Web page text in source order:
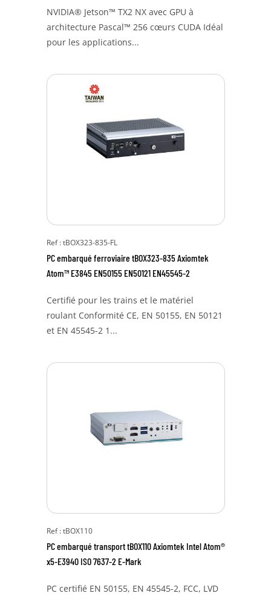
NVIDIA® Jetson™ TX2 NX avec GPU à
architecture Pascal™ 256 cœurs CUDA Idéal
pour les applications...
Ref : tBOX323-835-FL
PC embarqué ferroviaire tBOX323-835 Axiomtek
Atom™ E3845 EN50155 EN50121 EN45545-2
Certifié pour les trains et le matériel
roulant Conformité CE, EN 50155, EN 50121
et EN 45545-2 1...
Ref : tBOX110
PC embarqué transport tBOX110 Axiomtek Intel Atom®
x5-E3940 ISO 7637-2 E-Mark
PC certifié EN 50155, EN 45545-2, FCC, LVD